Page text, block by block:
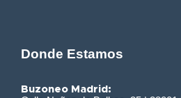
Donde Estamos
Buzoneo Madrid: